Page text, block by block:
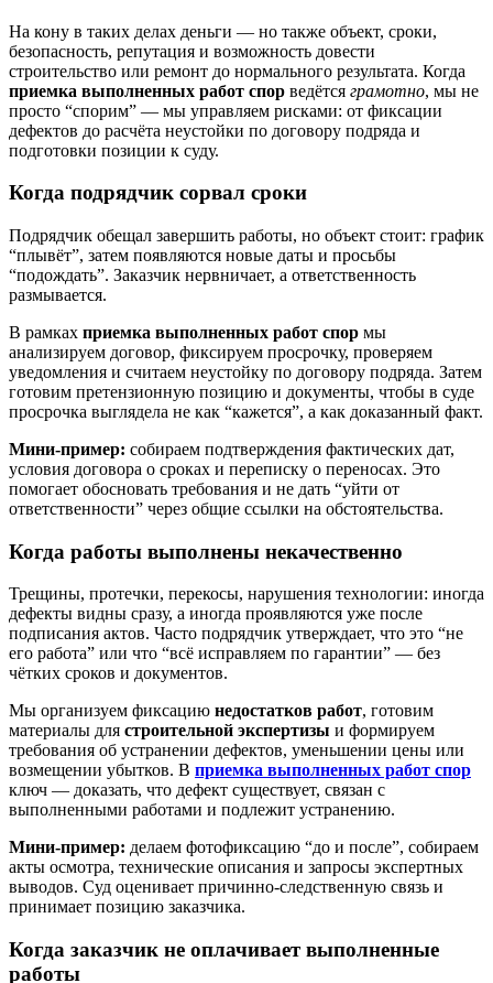
На кону в таких делах деньги — но также объект, сроки,
безопасность, репутация и возможность довести
строительство или ремонт до нормального результата. Когда
приемка выполненных работ спор ведётся грамотно, мы не
просто “спорим” — мы управляем рисками: от фиксации
дефектов до расчёта неустойки по договору подряда и
подготовки позиции к суду.
Когда подрядчик сорвал сроки
Подрядчик обещал завершить работы, но объект стоит: график
“плывёт”, затем появляются новые даты и просьбы
“подождать”. Заказчик нервничает, а ответственность
размывается.
В рамках приемка выполненных работ спор мы
анализируем договор, фиксируем просрочку, проверяем
уведомления и считаем неустойку по договору подряда. Затем
готовим претензионную позицию и документы, чтобы в суде
просрочка выглядела не как “кажется”, а как доказанный факт.
Мини-пример: собираем подтверждения фактических дат,
условия договора о сроках и переписку о переносах. Это
помогает обосновать требования и не дать “уйти от
ответственности” через общие ссылки на обстоятельства.
Когда работы выполнены некачественно
Трещины, протечки, перекосы, нарушения технологии: иногда
дефекты видны сразу, а иногда проявляются уже после
подписания актов. Часто подрядчик утверждает, что это “не
его работа” или что “всё исправляем по гарантии” — без
чётких сроков и документов.
Мы организуем фиксацию недостатков работ, готовим
материалы для строительной экспертизы и формируем
требования об устранении дефектов, уменьшении цены или
возмещении убытков. В приемка выполненных работ спор
ключ — доказать, что дефект существует, связан с
выполненными работами и подлежит устранению.
Мини-пример: делаем фотофиксацию “до и после”, собираем
акты осмотра, технические описания и запросы экспертных
выводов. Суд оценивает причинно-следственную связь и
принимает позицию заказчика.
Когда заказчик не оплачивает выполненные
работы